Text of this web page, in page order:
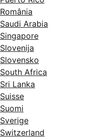
România
Saudi Arabia
Singapore
Slovenija
Slovensko
South Africa
Sri Lanka
Suisse
Suomi
Sverige
Switzerland